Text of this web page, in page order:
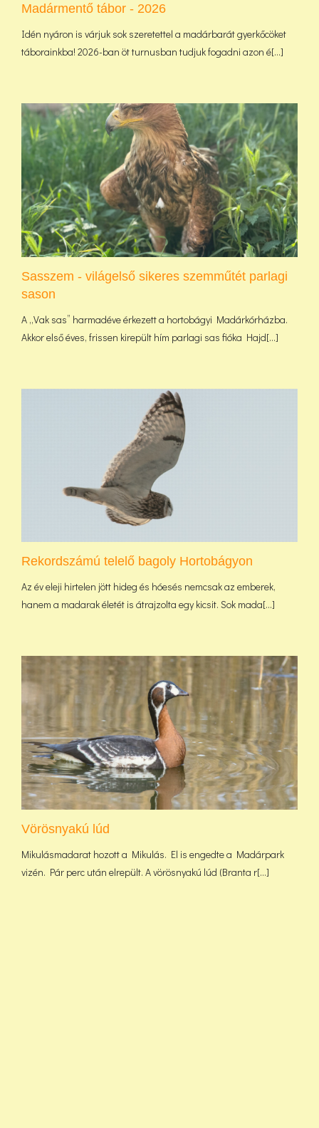
Madármentő tábor - 2026
Idén nyáron is várjuk sok szeretettel a madárbarát gyerkőcöket
táborainkba! 2026-ban öt turnusban tudjuk fogadni azon é[...]
Sasszem - világelső sikeres szemműtét parlagi
sason
A „Vak sas” harmadéve érkezett a hortobágyi Madárkórházba.
Akkor első éves, frissen kirepült hím parlagi sas fióka Hajd[...]
Rekordszámú telelő bagoly Hortobágyon
Az év eleji hirtelen jött hideg és hóesés nemcsak az emberek,
hanem a madarak életét is átrajzolta egy kicsit. Sok mada[...]
Vörösnyakú lúd
Mikulásmadarat hozott a Mikulás. El is engedte a Madárpark
vizén. Pár perc után elrepült. A vörösnyakú lúd (Branta r[...]